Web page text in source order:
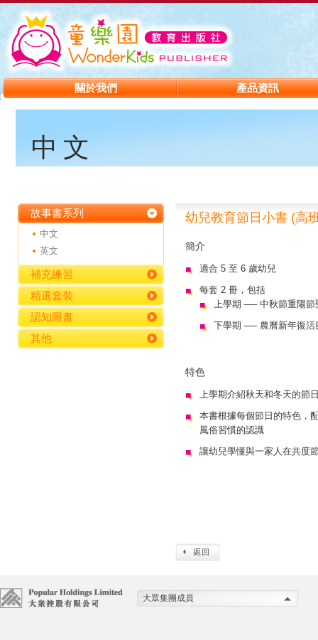
關於我們 產品資訊
中文
故事書系列
中文
英文
補充練習
精選套裝
認知圖書
其他
幼兒教育節日小書 (高
簡介
適合 5 至 6 歲幼兒
每套 2 冊，包括
上學期 ── 中秋節重陽節
下學期 ── 農曆新年復活
特色
上學期介紹秋天和冬天的節
本書根據每個節日的特色，
風俗習慣的認識
讓幼兒學懂與一家人在共度
大眾集團成員